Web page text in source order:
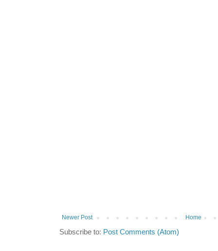
Newer Post Home
Subscribe to: Post Comments (Atom)